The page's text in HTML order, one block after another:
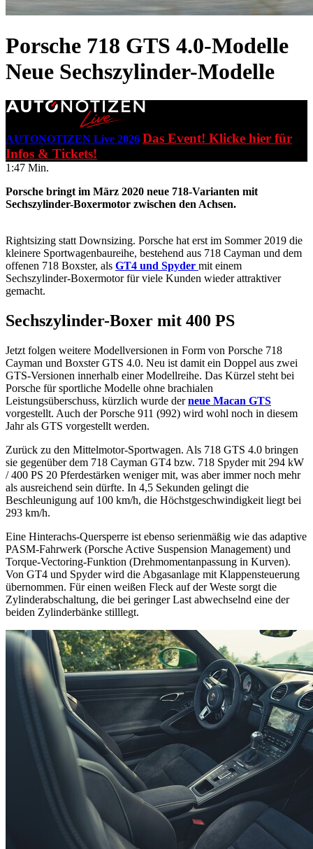
Porsche 718 GTS 4.0-Modelle
Neue Sechszylinder-Modelle
AUTONOTIZEN Live 2026 Das Event! Klicke hier für
Infos & Tickets!
1:47 Min.
Porsche bringt im März 2020 neue 718-Varianten mit
Sechszylinder-Boxermotor zwischen den Achsen.
Rightsizing statt Downsizing. Porsche hat erst im Sommer 2019 die
kleinere Sportwagenbaureihe, bestehend aus 718 Cayman und dem
offenen 718 Boxster, als GT4 und Spyder mit einem
Sechszylinder-Boxermotor für viele Kunden wieder attraktiver
gemacht.
Sechszylinder-Boxer mit 400 PS
Jetzt folgen weitere Modellversionen in Form von Porsche 718
Cayman und Boxster GTS 4.0. Neu ist damit ein Doppel aus zwei
GTS-Versionen innerhalb einer Modellreihe. Das Kürzel steht bei
Porsche für sportliche Modelle ohne brachialen
Leistungsüberschuss, kürzlich wurde derneue Macan GTS
vorgestellt. Auch der Porsche 911 (992) wird wohl noch in diesem
Jahr als GTS vorgestellt werden.
Zurück zu den Mittelmotor-Sportwagen. Als 718 GTS 4.0 bringen
sie gegenüber dem 718 Cayman GT4 bzw. 718 Spyder mit 294 kW
/ 400 PS 20 Pferdestärken weniger mit, was aber immer noch mehr
als ausreichend sein dürfte. In 4,5 Sekunden gelingt die
Beschleunigung auf 100 km/h, die Höchstgeschwindigkeit liegt bei
293 km/h.
Eine Hinterachs-Quersperre ist ebenso serienmäßig wie das adaptive
PASM-Fahrwerk (Porsche Active Suspension Management) und
Torque-Vectoring-Funktion (Drehmomentanpassung in Kurven).
Von GT4 und Spyder wird die Abgasanlage mit Klappensteuerung
übernommen. Für einen weißen Fleck auf der Weste sorgt die
Zylinderabschaltung, die bei geringer Last abwechselnd eine der
beiden Zylinderbänke stilllegt.